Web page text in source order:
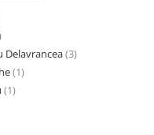
Delavrancea(3)
(1)
(1)